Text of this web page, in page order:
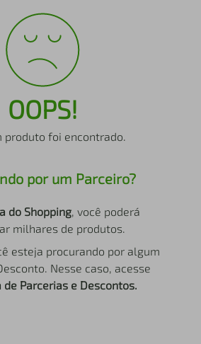
OOPS!
produto foi encontrado.
por um Parceiro?
do Shopping, você poderá
milhares de produtos.
esteja procurando por algum
Nesse caso, acesse
de Parcerias e Descontos.